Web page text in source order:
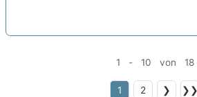
1 - 10 von 18
1 2 ❯ ❯❯